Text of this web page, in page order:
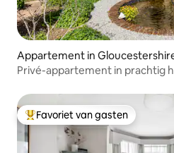
Appartement in
Privé-appartement in prachtig
Topfavoriet van gasten
Favoriet van gasten